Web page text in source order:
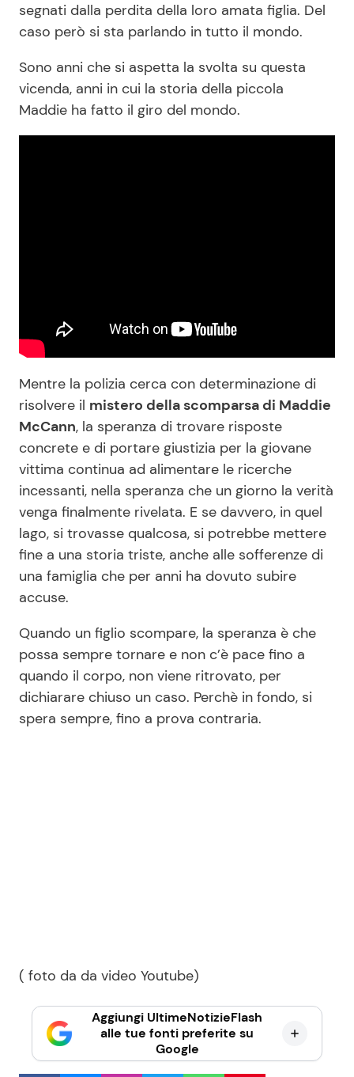
segnati dalla perdita della loro amata figlia. Del
caso però si sta parlando in tutto il mondo.
Sono anni che si aspetta la svolta su questa
vicenda, anni in cui la storia della piccola
Maddie ha fatto il giro del mondo.
Mentre la polizia cerca con determinazione di
risolvere il mistero della scomparsa di Maddie
McCann, la speranza di trovare risposte
concrete e di portare giustizia per la giovane
vittima continua ad alimentare le ricerche
incessanti, nella speranza che un giorno la verità
venga finalmente rivelata. E se davvero, in quel
lago, si trovasse qualcosa, si potrebbe mettere
fine a una storia triste, anche alle sofferenze di
una famiglia che per anni ha dovuto subire
accuse.
Quando un figlio scompare, la speranza è che
possa sempre tornare e non c’è pace fino a
quando il corpo, non viene ritrovato, per
dichiarare chiuso un caso. Perchè in fondo, si
spera sempre, fino a prova contraria.
( foto da da video Youtube)
Aggiungi UltimeNotizieFlash
alle tue fonti preferite su
Google